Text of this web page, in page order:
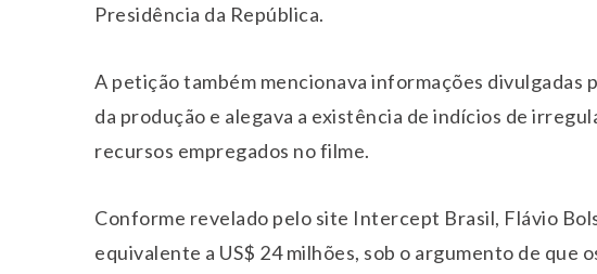
Presidência da República.
A petição também mencionava informações divulgadas
da produção e alegava a existência de indícios de
recursos empregados no filme.
Conforme revelado pelo site Intercept Brasil, Flávio
equivalente a US$ 24 milhões, sob o argumento de que